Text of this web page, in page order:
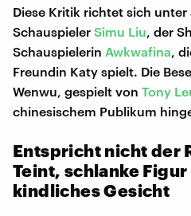
Diese Kritik richtet sich unter
Schauspieler Simu Liu , der
Schauspielerin Awkwafina ,
Freundin Katy spielt. Die
Wenwu, gespielt von Tony
chinesischem Publikum
Entspricht nicht der
Teint, schlanke
kindliches Gesicht